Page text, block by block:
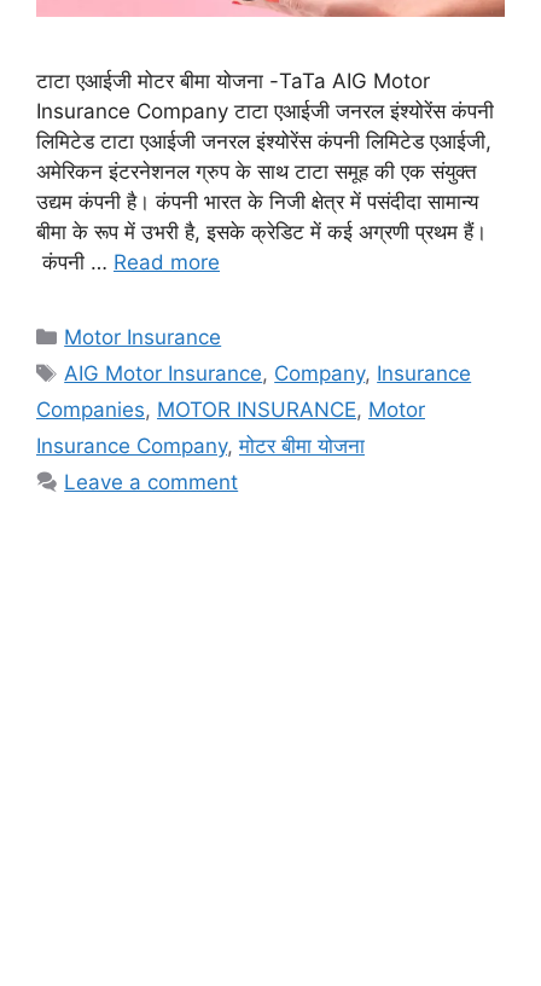
टाटा एआईजी मोटर बीमा योजना -TaTa AIG Motor
Insurance Company टाटा एआईजी जनरल इंश्योरेंस कंपनी
लिमिटेड टाटा एआईजी जनरल इंश्योरेंस कंपनी लिमिटेड एआईजी,
अमेरिकन इंटरनेशनल ग्रुप के साथ टाटा समूह की एक संयुक्त
उद्यम कंपनी है। कंपनी भारत के निजी क्षेत्र में पसंदीदा सामान्य
बीमा के रूप में उभरी है, इसके क्रेडिट में कई अग्रणी प्रथम हैं।
कंपनी … Read more
Categories
Motor Insurance
Tags
AIG Motor Insurance, Company, Insurance
Companies, MOTOR INSURANCE, Motor
Insurance Company,मोटर बीमा योजना
Leave a comment